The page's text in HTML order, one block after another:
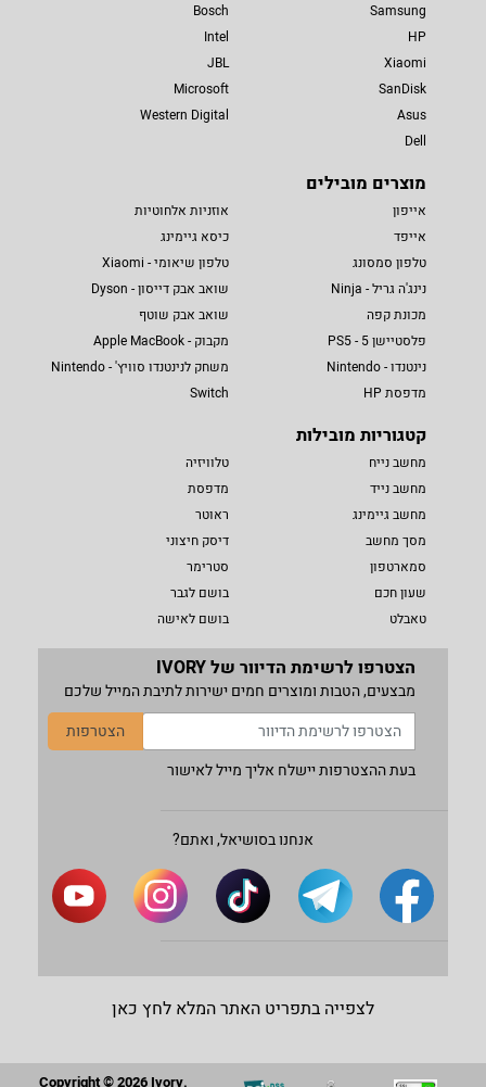
Samsung
HP
Xiaomi
SanDisk
Asus
Dell
Bosch
Intel
JBL
Microsoft
Western Digital
מוצרים מובילים
אייפון
אייפד
טלפון סמסונג
נינג'ה גריל - Ninja
מכונת קפה
פלסטיישן 5 - PS5
נינטנדו - Nintendo
מדפסת HP
אוזניות אלחוטיות
כיסא גיימינג
טלפון שיאומי - Xiaomi
שואב אבק דייסון - Dyson
שואב אבק שוטף
מקבוק - Apple MacBook
משחק לנינטנדו סוויץ' - Nintendo
Switch
קטגוריות מובילות
מחשב נייח
מחשב נייד
מחשב גיימינג
מסך מחשב
סמארטפון
שעון חכם
טאבלט
טלוויזיה
מדפסת
ראוטר
דיסק חיצוני
סטרימר
בושם לגבר
בושם לאישה
הצטרפו לרשימת הדיוור של IVORY
מבצעים, הטבות ומוצרים חמים ישירות לתיבת המייל שלכם
הצטרפות
בעת ההצטרפות יישלח אליך מייל לאישור
אנחנו בסושיאל, ואתם?
לצפייה בתפריט האתר המלא לחץ כאן
Copyright © 2026 Ivory.